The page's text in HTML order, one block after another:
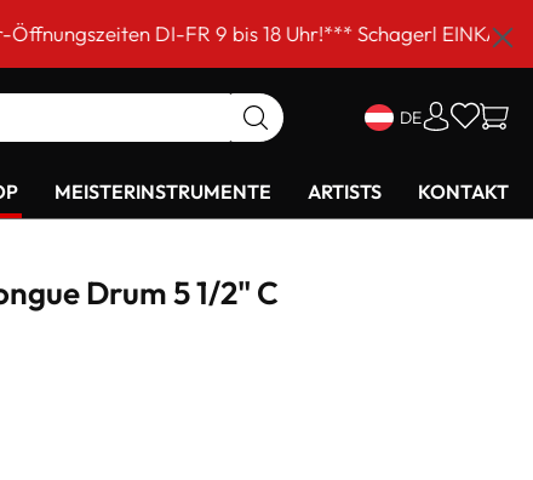
DI-FR 9 bis 18 Uhr!*** Schagerl
DE
MEISTERINSTRUMENTE ARTISTS KONTAKT
Drum 5 1/2" C